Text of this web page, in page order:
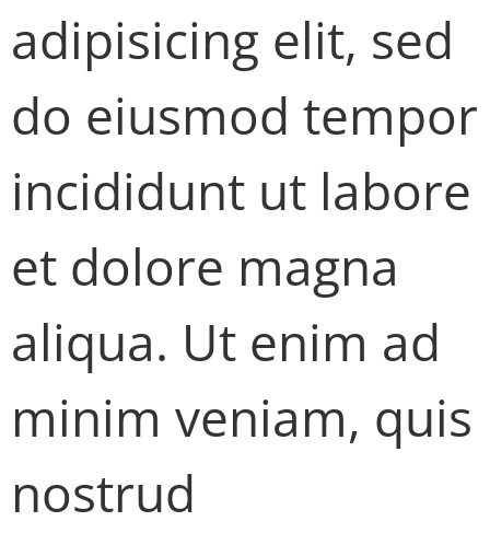
adipisicing elit, sed
do eiusmod tempor
incididunt ut labore
et dolore magna
aliqua. Ut enim ad
minim veniam, quis
nostrud